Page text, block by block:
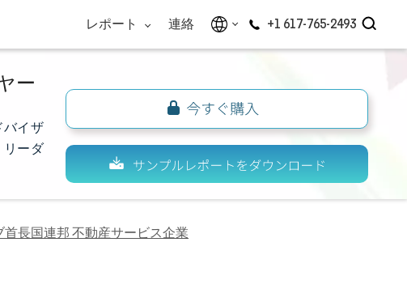
レポート 連絡 +1 617-765-2493
ー
バイザ
リーダ
首長国連邦 不動産サービス企業